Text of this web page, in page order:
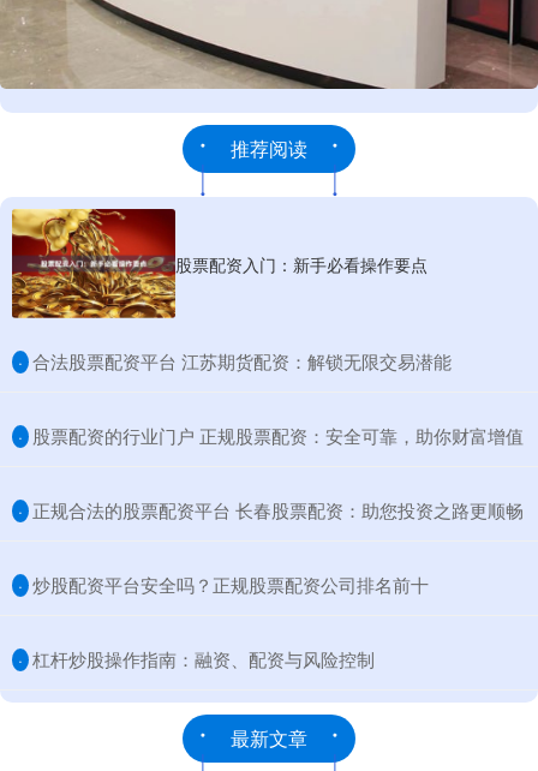
推荐阅读
股票配资入门：新手必看操作要点
· ​合法股票配资平台 江苏期货配资：解锁无限交易潜能
· ​股票配资的行业门户 正规股票配资：安全可靠，助你财富增值
· ​正规合法的股票配资平台 长春股票配资：助您投资之路更顺畅
· ​炒股配资平台安全吗？正规股票配资公司排名前十
· ​杠杆炒股操作指南：融资、配资与风险控制
最新文章